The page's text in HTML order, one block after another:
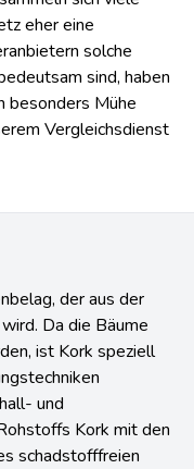
eher eine
solche
sind, haben
besonders Mühe
Vergleichsdienst
der aus der
Da die Bäume
ist Kork speziell
und
Kork mit den
schadstofffreien